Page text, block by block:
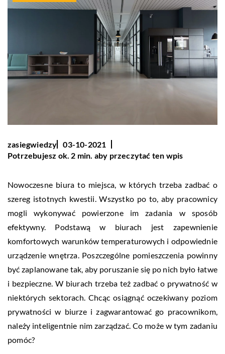
zasiegwiedzy
03-10-2021
Potrzebujesz ok. 2 min. aby przeczytać ten wpis
Nowoczesne biura to miejsca, w których trzeba zadbać o
szereg istotnych kwestii. Wszystko po to, aby pracownicy
mogli wykonywać powierzone im zadania w sposób
efektywny. Podstawą w biurach jest zapewnienie
komfortowych warunków temperaturowych i odpowiednie
urządzenie wnętrza. Poszczególne pomieszczenia powinny
być zaplanowane tak, aby poruszanie się po nich było łatwe
i bezpieczne. W biurach trzeba też zadbać o prywatność w
niektórych sektorach. Chcąc osiągnąć oczekiwany poziom
prywatności w biurze i zagwarantować go pracownikom,
należy inteligentnie nim zarządzać. Co może w tym zadaniu
pomóc?